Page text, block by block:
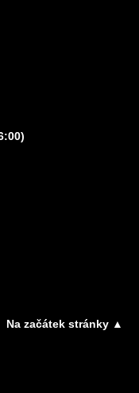
Na začátek stránky ▲